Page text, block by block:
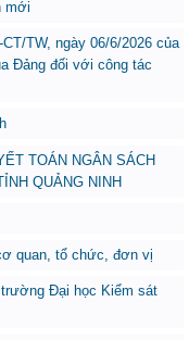
mới
TW, ngày 06/6/2026 của
Đảng đối với công tác
TOÁN NGÂN SÁCH
QUẢNG NINH
quan, tổ chức, đơn vị
Đại học Kiểm sát